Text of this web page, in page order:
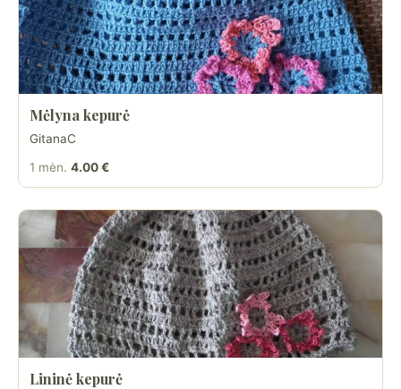
Mėlyna kepurė
GitanaC
1 mėn. 4.00 €
Lininė kepurė